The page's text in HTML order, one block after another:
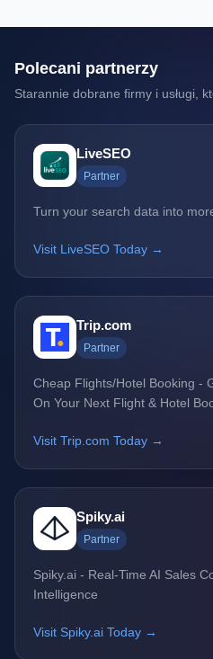
Polecani partnerzy
Starannie dobrane firmy i usługi,
LiveSEO
Partner
Turn your search data into
Visit LiveSEO Today →
Trip.com
Partner
Cheap Flights/Hotel Booking -
On Your Next Flight & Hotel
Visit Trip.com Today →
Spiky.ai
Partner
Spiky.ai - Real-Time AI Sales
Intelligence
Visit Spiky.ai Today →